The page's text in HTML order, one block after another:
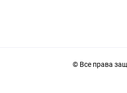
© Все права